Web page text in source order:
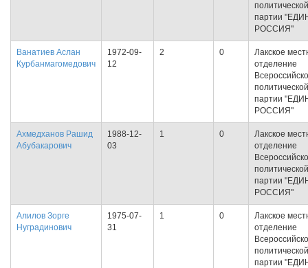
политической
партии
РОССИЯ"
Ванатиев Аслан
Курбанмагомедович
1972-09-
12
2 0
Лакское
отделение
политической
партии
РОССИЯ"
Ахмедханов Рашид
Абубакарович
1988-12-
03
1 0
Лакское
отделение
политической
партии
РОССИЯ"
Алилов Зорге
Нуградинович
1975-07-
31
1 0
Лакское
отделение
политической
партии